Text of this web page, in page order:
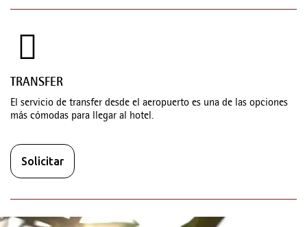
TRANSFER
El servicio de transfer desde el aeropuerto es una de las opciones
más cómodas para llegar al hotel.
Solicitar